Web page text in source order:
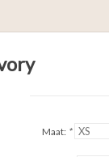
Maat: *